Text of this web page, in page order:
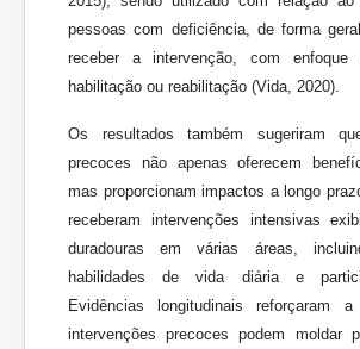
pessoas com deficiência, de forma
receber a intervenção, com
habilitação ou reabilitação (Vida, 2020).
Os resultados também sugeriram
precoces não apenas oferecem
mas proporcionam impactos a longo
receberam intervenções intensivas
duradouras em várias áreas,
habilidades de vida diária e
Evidências longitudinais reforçaram
intervenções precoces podem moldar